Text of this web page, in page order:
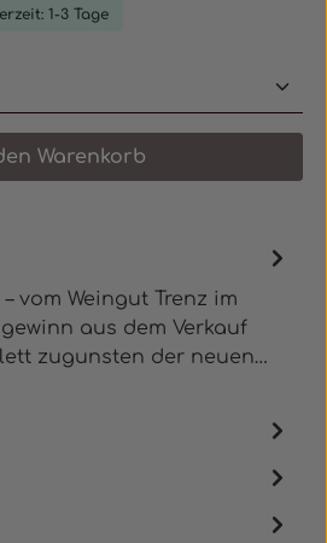
1-3 Tage
Gib den
Warenkorb
vom Weingut Trenz im
aus dem Verkauf
zugunsten der neuen…